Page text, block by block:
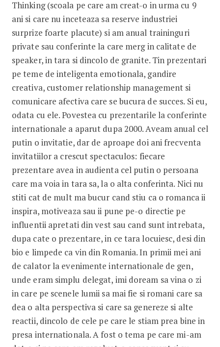
Thinking (scoala pe care am creat-o in urma cu 9
ani si care nu inceteaza sa reserve industriei
surprize foarte placute) si am anual traininguri
private sau conferinte la care merg in calitate de
speaker, in tara si dincolo de granite. Tin prezentari
pe teme de inteligenta emotionala, gandire
creativa, customer relationship management si
comunicare afectiva care se bucura de succes. Si eu,
odata cu ele. Povestea cu prezentarile la conferinte
internationale a aparut dupa 2000. Aveam anual cel
putin o invitatie, dar de aproape doi ani frecventa
invitatiilor a crescut spectaculos: fiecare
prezentare avea in audienta cel putin o persoana
care ma voia in tara sa, la o alta conferinta. Nici nu
stiti cat de mult ma bucur cand stiu ca o romanca ii
inspira, motiveaza sau ii pune pe-o directie pe
influentii apretati din vest sau cand sunt intrebata,
dupa cate o prezentare, in ce tara locuiesc, desi din
bio e limpede ca vin din Romania. In primii mei ani
de calator la evenimente internationale de gen,
unde eram simplu delegat, imi doream sa vina o zi
in care pe scenele lumii sa mai fie si romani care sa
dea o alta perspectiva si care sa genereze si alte
reactii, dincolo de cele pe care le stiam prea bine in
presa internationala. A fost o tema pe care mi-am